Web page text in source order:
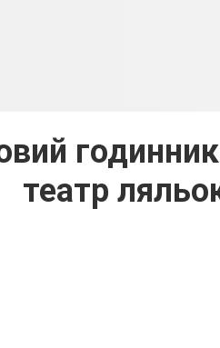
театр